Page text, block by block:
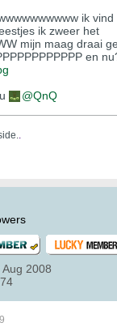
ik
ik zweer het
mijn maag draai
en
QnQ
.
Aug 2008